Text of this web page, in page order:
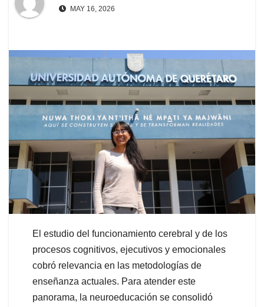
MAY 16, 2026
El estudio del funcionamiento cerebral y de los
procesos cognitivos, ejecutivos y emocionales
cobró relevancia en las metodologías de
enseñanza actuales. Para atender este
panorama, la neuroeducación se consolidó